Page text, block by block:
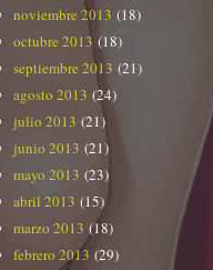
noviembre 2013 (18)
octubre 2013 (18)
septiembre 2013 (21)
agosto 2013 (24)
julio 2013 (21)
junio 2013 (21)
mayo 2013 (23)
abril 2013 (15)
marzo 2013 (18)
febrero 2013 (29)